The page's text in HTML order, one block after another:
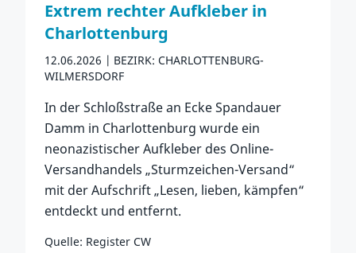
Extrem rechter Aufkleber in
Charlottenburg
12.06.2026
BEZIRK: CHARLOTTENBURG-
WILMERSDORF
In der Schloßstraße an Ecke Spandauer
Damm in Charlottenburg wurde ein
neonazistischer Aufkleber des Online-
Versandhandels „Sturmzeichen-Versand“
mit der Aufschrift „Lesen, lieben, kämpfen“
entdeckt und entfernt.
Quelle: Register CW